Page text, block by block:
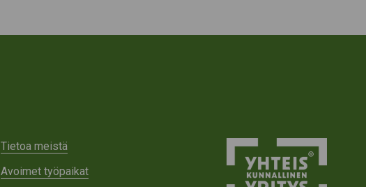
Tietoa meistä
Avoimet työpaikat